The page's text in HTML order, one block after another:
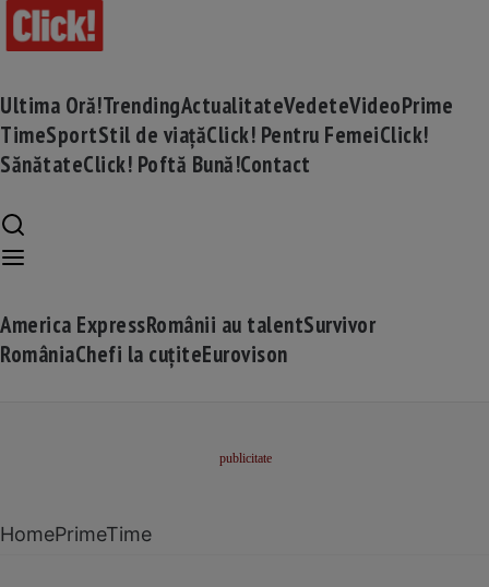
Ultima Oră!TrendingActualitateVedeteVideoPrime
TimeSportStil de viațăClick! Pentru FemeiClick!
SănătateClick! Poftă Bună!Contact
America ExpressRomânii au talentSurvivor
RomâniaChefi la cuțiteEurovison
HomePrimeTime